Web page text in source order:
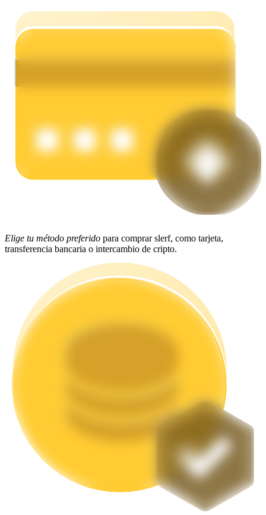
Earn
Gana recompensas competitivas diariamente
Alta rentabilidad y acceso instantáneo
Participación flexible para ganar tokens populares
Elige tu método preferido para comprar slerf, como tarjeta,
transferencia bancaria o intercambio de cripto.